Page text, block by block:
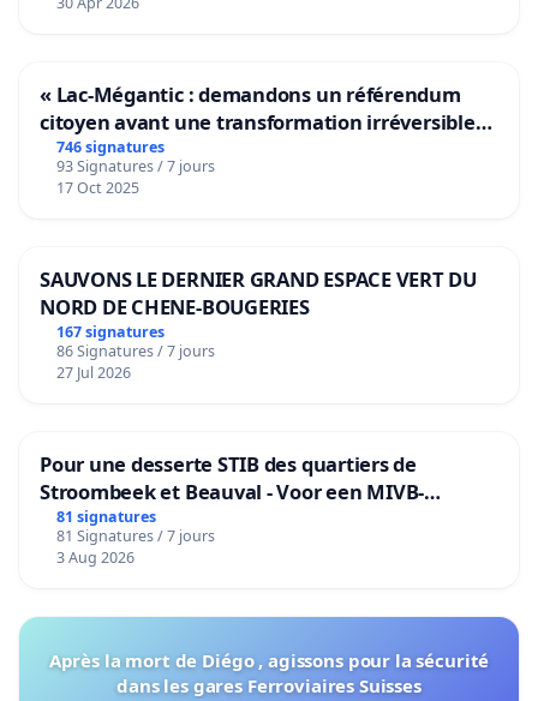
« Lac-Mégantic : demandons un référendum
citoyen avant une transformation irréversible
de notre territoire »
746 signatures
93 Signatures / 7 jours
17 Oct 2025
SAUVONS LE DERNIER GRAND ESPACE VERT DU
NORD DE CHENE-BOUGERIES
167 signatures
86 Signatures / 7 jours
27 Jul 2026
Pour une desserte STIB des quartiers de
Stroombeek et Beauval - Voor een MIVB-
bediening van de wijken Strombeek en Het
Voor
81 signatures
81 Signatures / 7 jours
3 Aug 2026
Après la mort de Diégo , agissons pour la sécurité
dans les gares Ferroviaires Suisses